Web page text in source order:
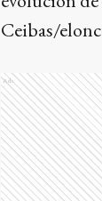
Ceibas/
Ads